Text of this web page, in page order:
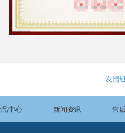
友情
品中心 新闻资讯 售